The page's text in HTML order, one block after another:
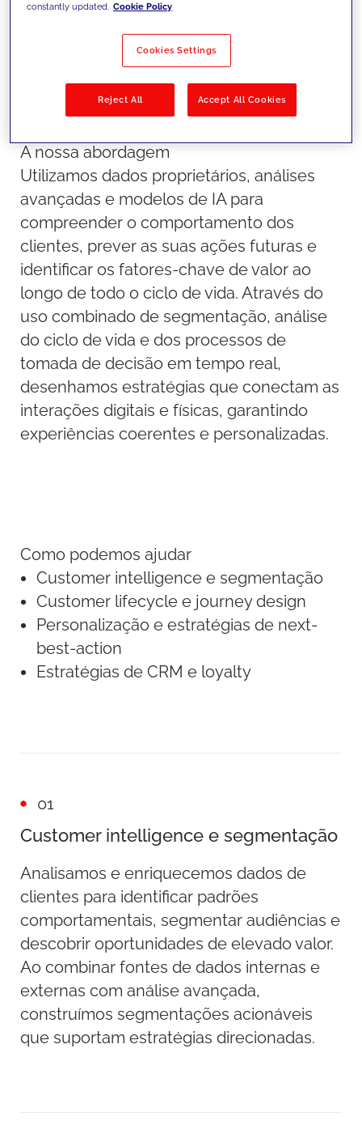
A nossa abordagem
Utilizamos dados proprietários, análises
avançadas e modelos de IA para
compreender o comportamento dos
clientes, prever as suas ações futuras e
identificar os fatores-chave de valor ao
longo de todo o ciclo de vida. Através do
uso combinado de segmentação, análise
do ciclo de vida e dos processos de
tomada de decisão em tempo real,
desenhamos estratégias que conectam as
interações digitais e físicas, garantindo
experiências coerentes e personalizadas.
Como podemos ajudar
Customer intelligence e segmentação
Customer lifecycle e journey design
Personalização e estratégias de next-
best-action
Estratégias de CRM e loyalty
01
Customer intelligence e segmentação
Analisamos e enriquecemos dados de
clientes para identificar padrões
comportamentais, segmentar audiências e
descobrir oportunidades de elevado valor.
Ao combinar fontes de dados internas e
externas com análise avançada,
construímos segmentações acionáveis
que suportam estratégias direcionadas.
constantly updated. Cookie Policy
Cookies Settings
Reject All Accept All Cookies